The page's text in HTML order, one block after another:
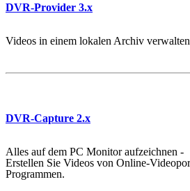
DVR-Provider 3.x
Videos in einem lokalen Archiv
DVR-Capture 2.x
Alles auf dem PC Monitor aufzeichnen -
Erstellen Sie Videos von Online-
Programmen.